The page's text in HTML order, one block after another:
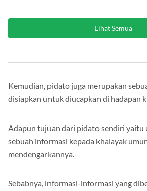
Lihat Semua
Kemudian, pidato juga merupakan
disiapkan untuk diucapkan di hadapan
Adapun tujuan dari pidato sendiri yaitu
sebuah informasi kepada khalayak
mendengarkannya.
Sebabnya, informasi-informasi yang